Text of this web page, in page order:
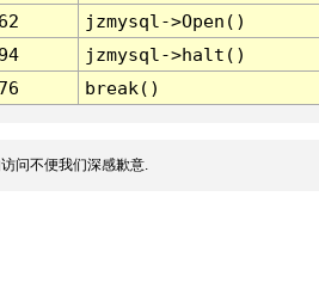
62
jzmysql->Open()
94
jzmysql->halt()
76 break()
问不便我们深感歉意.